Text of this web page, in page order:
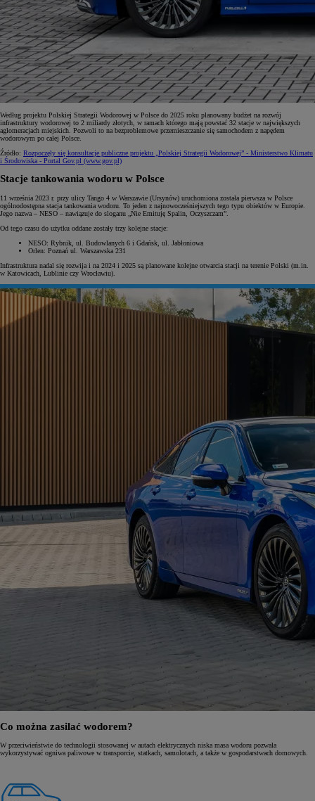
Według projektu Polskiej Strategii Wodorowej w Polsce do 2025 roku planowany budżet na rozwój
infrastruktury wodorowej to 2 miliardy złotych, w ramach którego mają powstać 32 stacje w największych
aglomeracjach miejskich. Pozwoli to na bezproblemowe przemieszczanie się samochodem z napędem
wodorowym po całej Polsce.
Źródło: Rozpoczęły się konsultacje publiczne projektu „Polskiej Strategii Wodorowej” - Ministerstwo Klimatu
i Środowiska - Portal Gov.pl (www.gov.pl)
Stacje tankowania wodoru w Polsce
11 września 2023 r. przy ulicy Tango 4 w Warszawie (Ursynów) uruchomiona została pierwsza w Polsce
ogólnodostępna stacja tankowania wodoru. To jeden z najnowocześniejszych tego typu obiektów w Europie.
Jego nazwa – NESO – nawiązuje do sloganu „Nie Emituję Spalin, Oczyszczam”.
Od tego czasu do użytku oddane zostały trzy kolejne stacje:
NESO: Rybnik, ul. Budowlanych 6 i Gdańsk, ul. Jabłoniowa
Orlen: Poznań ul. Warszawska 231
Infrastruktura nadal się rozwija i na 2024 i 2025 są planowane kolejne otwarcia stacji na terenie Polski (m.in.
w Katowicach, Lublinie czy Wrocławiu).
Co można zasilać wodorem?
W przeciwieństwie do technologii stosowanej w autach elektrycznych niska masa wodoru pozwala
wykorzystywać ogniwa paliwowe w transporcie, statkach, samolotach, a także w gospodarstwach domowych.